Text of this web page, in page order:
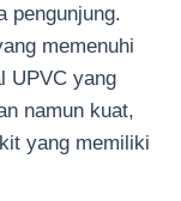
pengunjung.
memenuhi
UPVC yang
namun kuat,
yang memiliki